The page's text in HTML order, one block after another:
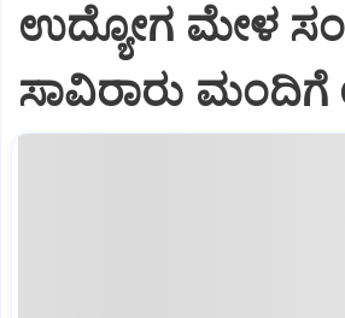
ಉದ್ಯೋಗ ಮೇಳ
ಸಾವಿರಾರು